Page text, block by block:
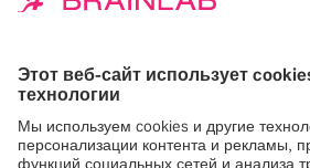
Воспользуйтесь строкой поиска в
или свяжитесь с нами по адресу